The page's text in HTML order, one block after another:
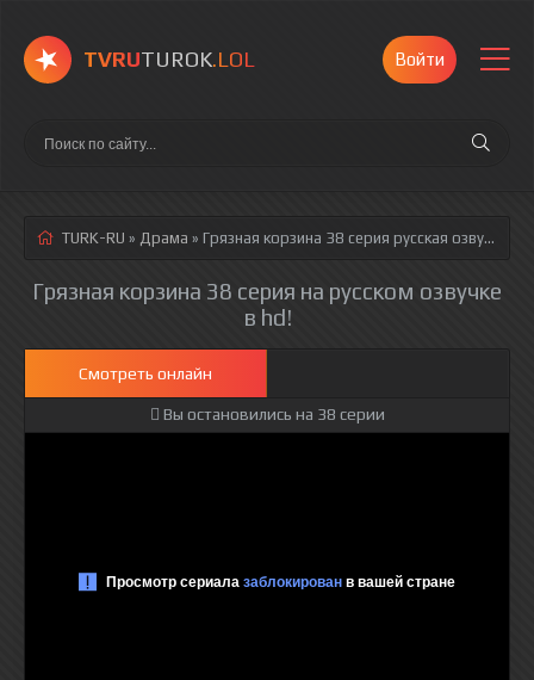
TVRUTUROK.LOL Войти
TURK-RU » Драма » Грязная корзина 38 серия русская озвучка полностью смотреть онлайн!
Грязная корзина 38 серия на русском озвучке
в hd!
Смотреть онлайн
Вы остановились на 38 серии